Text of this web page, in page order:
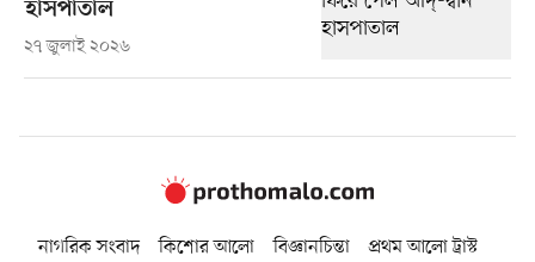
হাসপাতাল
২৭ জুলাই ২০২৬
নাগরিক সংবাদ কিশোর আলো বিজ্ঞানচিন্তা
প্রথম আলো ট্রাস্ট